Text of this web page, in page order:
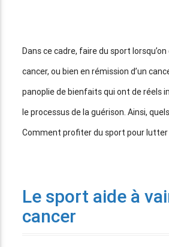
Dans ce cadre, faire du sport
cancer, ou bien en rémission d’un
panoplie de bienfaits qui ont de réels
le processus de la guérison. Ainsi,
Comment profiter du sport pour lutter
Le sport aide à
cancer